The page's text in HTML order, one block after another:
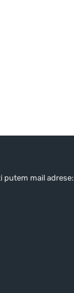
putem mail adrese: